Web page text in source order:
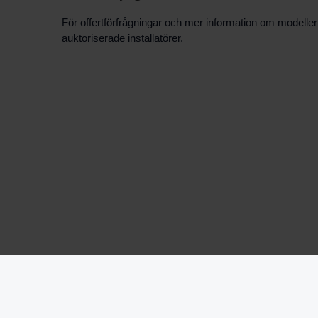
För offertförfrågningar och mer information om
auktoriserade installatörer.